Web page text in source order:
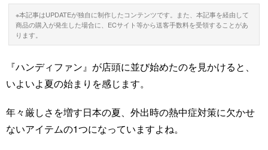
※本記事はUPDATEが独自に制作したコンテンツです。また、本記事を経由して
商品の購入が発生した場合に、ECサイト等から送客手数料を受領することがあ
ります。
『ハンディファン』が店頭に並び始めたのを見かけると、
いよいよ夏の始まりを感じます。
年々厳しさを増す日本の夏、外出時の熱中症対策に欠かせ
ないアイテムの1つになっていますよね。